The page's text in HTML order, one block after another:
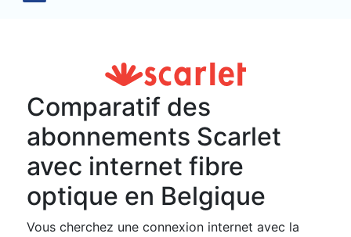
Comparatif des
abonnements Scarlet
avec internet fibre
optique en Belgique
Vous cherchez une connexion internet avec la